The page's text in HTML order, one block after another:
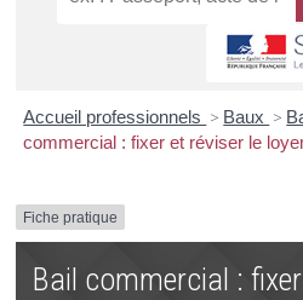
Accueil professionnels > Baux >
commercial : fixer et réviser le
Fiche pratique
Bail commercial :